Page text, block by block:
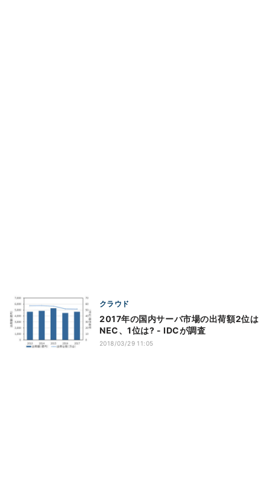
クラウド
2017年の国内サーバ市場の出荷額2位は
NEC、1位は? - IDCが調査
2018/03/29 11:05